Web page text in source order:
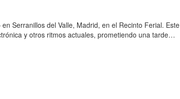
Serranillos del Valle, Madrid, en el Recinto Ferial. Este
y otros ritmos actuales, prometiendo una tarde…